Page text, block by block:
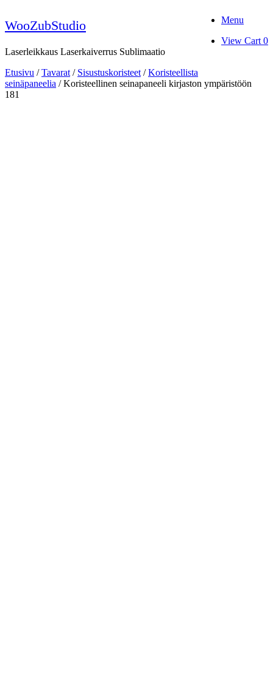
to
content
WooZubStudio
Laserleikkaus Laserkaiverrus Sublimaatio
Menu
View
View Cart 0
Etusivu /Tavarat / Sisustuskoristeet /Koristeellista
seinäpaneelia / Koristeellinen seinapaneeli kirjaston ympäristöön
181